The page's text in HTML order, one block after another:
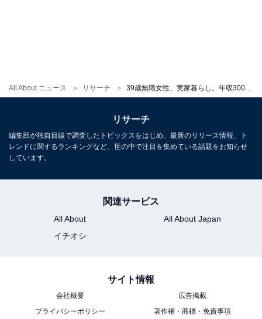
All About ニュース リサーチ
た」とも語っています。
実家に住むことで生じるメンタル面での問題に苦しむ回
答者。しかし、両親の今後を考え実家暮らしを続けた方
がいいとも思っており、さまざまなことを思慮する必要
また、就職していた頃を回想し、「働いている頃は少し
は実家にお金を入れていました。それでもやはり親にお
金をかけさせている面が多いという感覚はありました。
は生活費に含めないと考えていました」と、お金につい
ての考えを告白。
リサーチ
編集部が独自目線で調査したトピックスをはじめ、最新のリリース情報、ト
レンドに関するランキングなど、世の中で注目を集めている話題をお知らせ
しています。
関連サービス
All About
All About Japan
イチオシ
サイト情報
会社概要
広告掲載
プライバシーポリシー
著作権・商標・免責事項